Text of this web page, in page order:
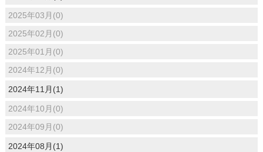
2025年03月(0)
2025年02月(0)
2025年01月(0)
2024年12月(0)
2024年11月(1)
2024年10月(0)
2024年09月(0)
2024年08月(1)